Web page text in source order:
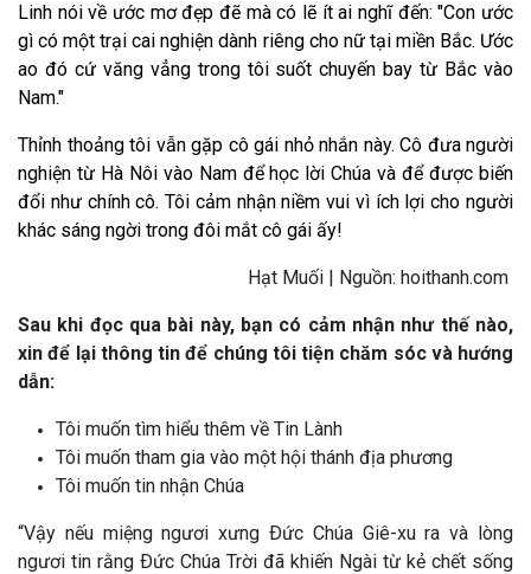
Linh nói về ước mơ đẹp đẽ mà có lẽ ít ai nghĩ đến: "Con ước
gì có một trại cai nghiện dành riêng cho nữ tại miền Bắc. Ước
ao đó cứ văng vẳng trong tôi suốt chuyến bay từ Bắc vào
Nam."
Thỉnh thoảng tôi vẫn gặp cô gái nhỏ nhắn này. Cô đưa người
nghiện từ Hà Nôi vào Nam để học lời Chúa và để được biến
đổi như chính cô. Tôi cảm nhận niềm vui vì ích lợi cho người
khác sáng ngời trong đôi mắt cô gái ấy!
Hạt Muối | Nguồn: hoithanh.com
Sau khi đọc qua bài này, bạn có cảm nhận như thế nào,
xin để lại thông tin để chúng tôi tiện chăm sóc và hướng
dẫn:
Tôi muốn tìm hiểu thêm về Tin Lành
Tôi muốn tham gia vào một hội thánh địa phương
Tôi muốn tin nhận Chúa
“Vậy nếu miệng ngươi xưng Ðức Chúa Giê-xu ra và lòng
ngươi tin rằng Ðức Chúa Trời đã khiến Ngài từ kẻ chết sống